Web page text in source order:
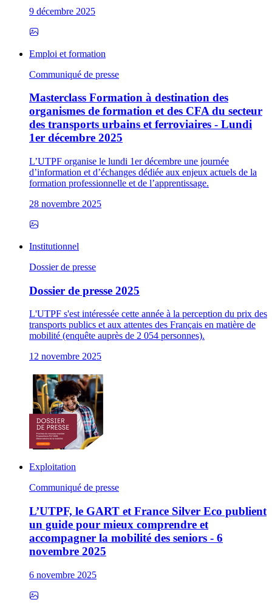
9 décembre 2025
Emploi et formation
Communiqué de presse
Masterclass Formation à destination des
organismes de formation et des CFA du secteur
des transports urbains et ferroviaires - Lundi
1er décembre 2025
L’UTPF organise le lundi 1er décembre une journée
d’information et d’échanges dédiée aux enjeux actuels de la
formation professionnelle et de l’apprentissage.
28 novembre 2025
Institutionnel
Dossier de presse
Dossier de presse 2025
L'UTPF s'est intéressée cette année à la perception du prix des
transports publics et aux attentes des Français en matière de
mobilité (enquête auprès de 2 054 personnes).
12 novembre 2025
Exploitation
Communiqué de presse
L’UTPF, le GART et France Silver Eco publient
un guide pour mieux comprendre et
accompagner la mobilité des seniors - 6
novembre 2025
6 novembre 2025